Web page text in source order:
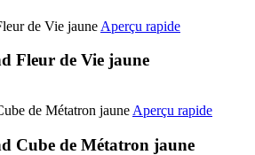
Aperçu rapide
Fleur de Vie jaune
Aperçu rapide
Cube de Métatron jaune